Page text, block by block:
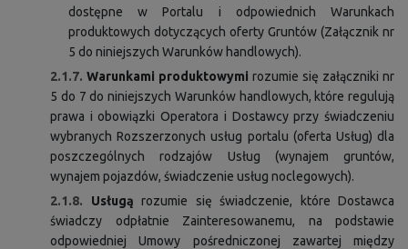
dostępne w Portalu i odpowiednich Warunkach
produktowych dotyczących oferty Gruntów (Załącznik nr
5 do niniejszych Warunków handlowych).
2.1.7. Warunkami produktowymi rozumie się załączniki nr
5 do 7 do niniejszych Warunków handlowych, które regulują
prawa i obowiązki Operatora i Dostawcy przy świadczeniu
wybranych Rozszerzonych usług portalu (oferta Usług) dla
poszczególnych rodzajów Usług (wynajem gruntów,
wynajem pojazdów, świadczenie usług noclegowych).
2.1.8.
Usługą rozumie się świadczenie, które Dostawca
świadczy odpłatnie Zainteresowanemu, na podstawie
odpowiedniej Umowy pośredniczonej zawartej między